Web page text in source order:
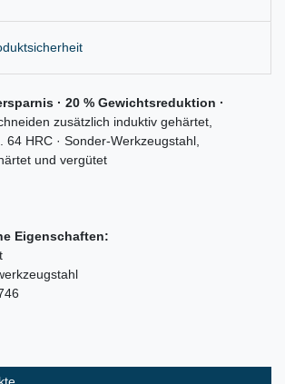
· 20 % Gewichtsreduktion ·
zusätzlich induktiv gehärtet,
HRC · Sonder-Werkzeugstahl,
und vergütet
Eigenschaften: